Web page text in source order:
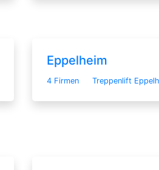
Eppelheim
4 Firmen Treppenlift